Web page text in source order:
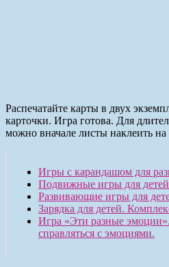
Распечатайте карты в двух
карточки. Игра готова. Для
можно вначале листы наклеить на
Игры с карандашом для
Подвижные игры для детей
Развивающие игры для
Зарядка для детей.
Игра «Эти разные
справляться с эмоциями.